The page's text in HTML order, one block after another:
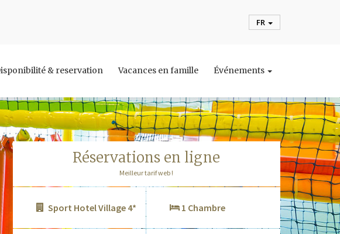
FR
Disponibilité & reservation Vacances en famille Événements
réservations en ligne
Meilleur tarif web !